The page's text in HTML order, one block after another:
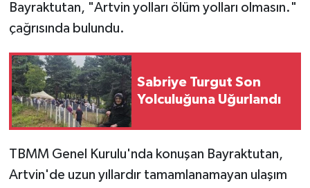
Bayraktutan, "Artvin yolları ölüm yolları olmasın."
çağrısında bulundu.
Sabriye Turgut Son
Yolculuğuna Uğurlandı
TBMM Genel Kurulu'nda konuşan Bayraktutan,
Artvin'de uzun yıllardır tamamlanamayan ulaşım